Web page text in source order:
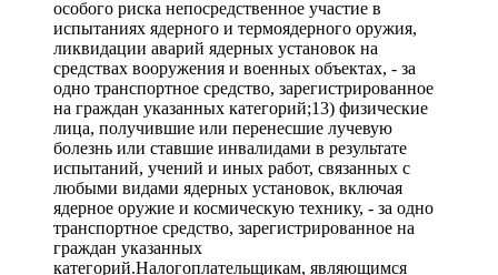
особого риска непосредственное участие в
испытаниях ядерного и термоядерного оружия,
ликвидации аварий ядерных установок на
средствах вооружения и военных объектах, - за
одно транспортное средство, зарегистрированное
на граждан указанных категорий;13) физические
лица, получившие или перенесшие лучевую
болезнь или ставшие инвалидами в результате
испытаний, учений и иных работ, связанных с
любыми видами ядерных установок, включая
ядерное оружие и космическую технику, - за одно
транспортное средство, зарегистрированное на
граждан указанных
категорий.Налогоплательщикам, являющимся